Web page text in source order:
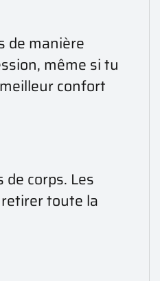
de manière
même si tu
confort
corps. Les
toute la